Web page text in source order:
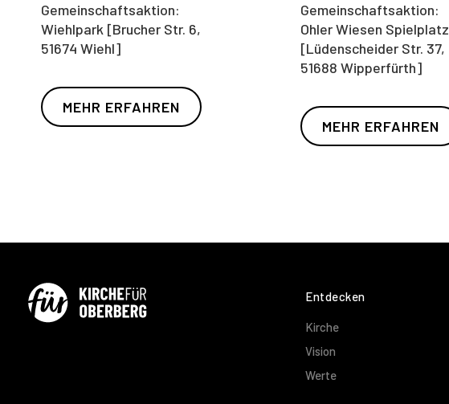
Gemeinschaftsaktion:
Wiehlpark [Brucher Str. 6,
51674 Wiehl]
MEHR ERFAHREN
Gemeinschaftsaktion:
Ohler Wiesen Spielplatz
[Lüdenscheider Str. 37,
51688 Wipperfürth]
MEHR ERFAHREN
Entdecken
Kirche
Vision
Werte